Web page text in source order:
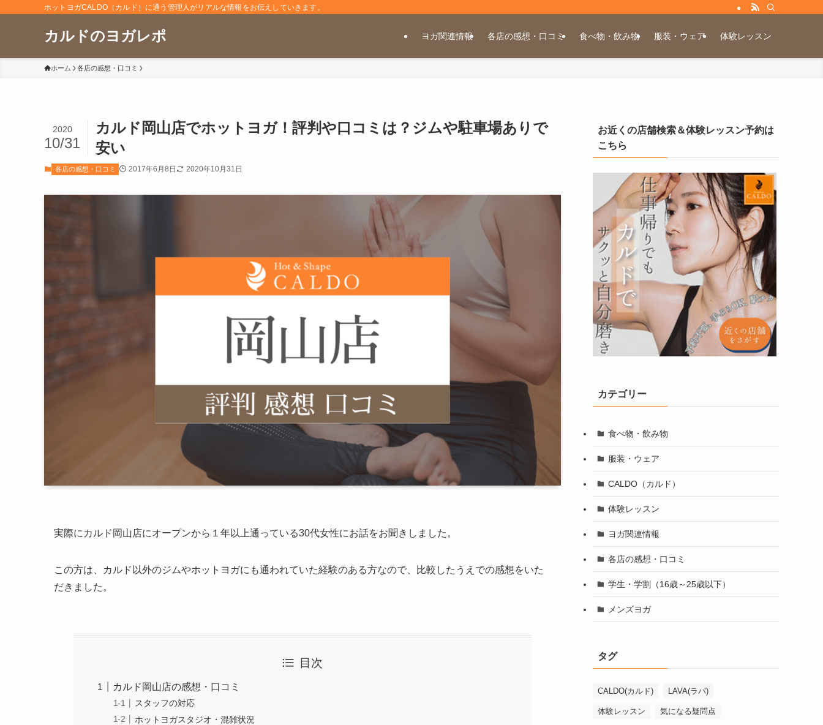
ホットヨガCALDO（カルド）に通う管理人がリアルな情報をお伝えしていきます。
カルドのヨガレポ ヨガ関連情報 各店の感想・口コミ 食べ物・飲み物 服装・ウェア 体験レッスン
ホーム 各店の感想・口コミ
カルド岡山店でホットヨガ！評判や口コミは？ジムや駐車場ありで
安い
2020
10/31
各店の感想・口コミ 2017年6月8日 2020年10月31日
実際にカルド岡山店にオープンから１年以上通っている30代女性にお話をお聞きしました。
この方は、カルド以外のジムやホットヨガにも通われていた経験のある方なので、比較したうえでの感想をいた
だきました。
目次
カルド岡山店の感想・口コミ
スタッフの対応
ホットヨガスタジオ・混雑状況
お近くの店舗検索＆体験レッスン予約は
こちら
カテゴリー
食べ物・飲み物
服装・ウェア
CALDO（カルド）
体験レッスン
ヨガ関連情報
各店の感想・口コミ
学生・学割（16歳～25歳以下）
メンズヨガ
タグ
CALDO(カルド) LAVA(ラバ)
体験レッスン 気になる疑問点